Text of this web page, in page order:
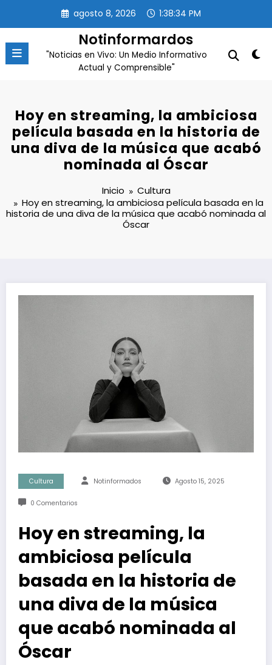
contenido
agosto 8, 2026 1:38:35 PM
Notinformardos
"Noticias en Vivo: Un Medio Informativo
Actual y Comprensible"
Hoy en streaming, la ambiciosa
película basada en la historia de
una diva de la música que acabó
nominada al Óscar
Inicio
Cultura
Hoy en streaming, la ambiciosa película basada en la
historia de una diva de la música que acabó nominada al
Óscar
Cultura Notinformados Agosto 15, 2025
0 Comentarios
Hoy en streaming, la
ambiciosa película
basada en la historia de
una diva de la música
que acabó nominada al
Óscar